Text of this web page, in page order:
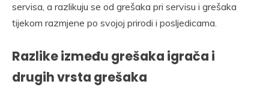
servisa, a razlikuju se od grešaka pri servisu i grešaka
tijekom razmjene po svojoj prirodi i posljedicama.
Razlike između grešaka igrača i
drugih vrsta grešaka